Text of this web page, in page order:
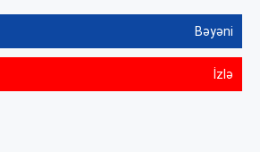
Bəyəni
İzlə